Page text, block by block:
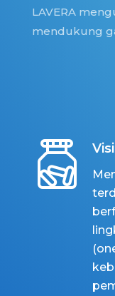
LAVERA
mendukung
Visi